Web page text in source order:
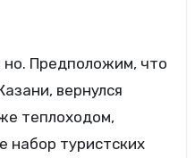
но. Предположим, что
вернулся
теплоходом,
набор туристских